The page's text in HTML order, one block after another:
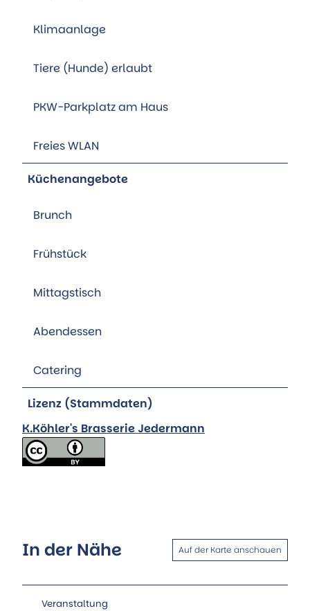
Klimaanlage
Tiere (Hunde) erlaubt
PKW-Parkplatz am Haus
Freies WLAN
Küchenangebote
Brunch
Frühstück
Mittagstisch
Abendessen
Catering
Lizenz (Stammdaten)
K.Köhler's Brasserie Jedermann
In der Nähe Auf der Karte anschauen
Veranstaltung